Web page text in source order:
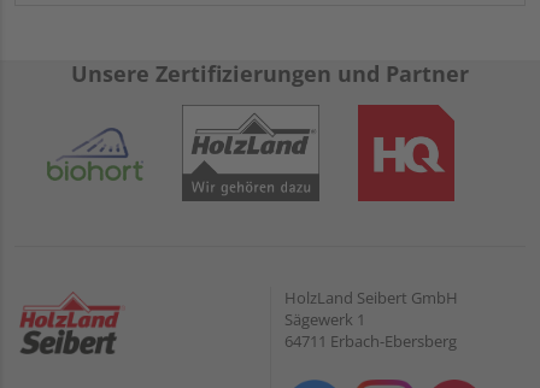
Unsere Zertifizierungen und Partner
HolzLand Seibert GmbH
Sägewerk 1
64711 Erbach-Ebersberg